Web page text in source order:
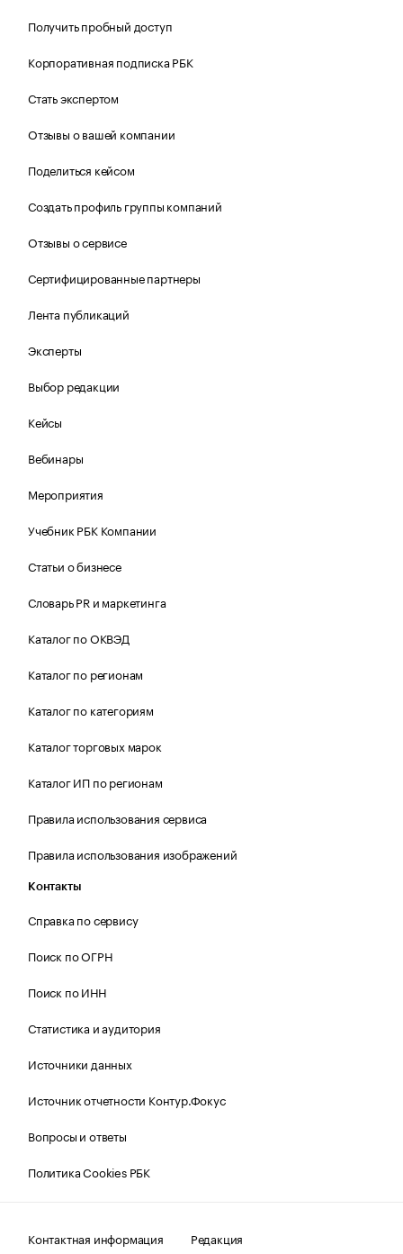
Получить пробный доступ
Корпоративная подписка РБК
Стать экспертом
Отзывы о вашей компании
Поделиться кейсом
Создать профиль группы компаний
Отзывы о сервисе
Сертифицированные партнеры
Лента публикаций
Эксперты
Выбор редакции
Кейсы
Вебинары
Мероприятия
Учебник РБК Компании
Статьи о бизнесе
Словарь PR и маркетинга
Каталог по ОКВЭД
Каталог по регионам
Каталог по категориям
Каталог торговых марок
Каталог ИП по регионам
Правила использования сервиса
Правила использования изображений
Контакты
Справка по сервису
Поиск по ОГРН
Поиск по ИНН
Статистика и аудитория
Источники данных
Источник отчетности Контур.Фокус
Вопросы и ответы
Политика Cookies РБК
Контактная информация Редакция